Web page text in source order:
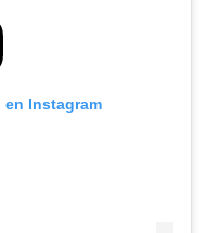
en Instagram